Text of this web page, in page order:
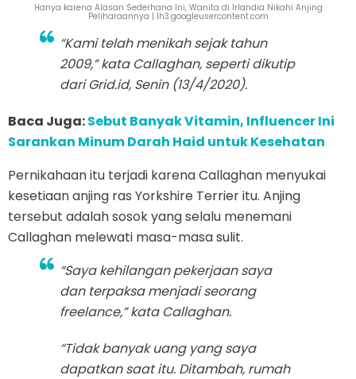
Hanya karena Alasan Sederhana Ini, Wanita di Irlandia Nikahi Anjing
Peliharaannya | lh3.googleusercontent.com
“Kami telah menikah sejak tahun
2009,” kata Callaghan, seperti dikutip
dari Grid.id, Senin (13/4/2020).
Baca Juga:Sebut Banyak Vitamin, Influencer Ini
Sarankan Minum Darah Haid untuk Kesehatan
Pernikahaan itu terjadi karena Callaghan menyukai
kesetiaan anjing ras Yorkshire Terrier itu. Anjing
tersebut adalah sosok yang selalu menemani
Callaghan melewati masa-masa sulit.
“Saya kehilangan pekerjaan saya
dan terpaksa menjadi seorang
freelance,” kata Callaghan.
“Tidak banyak uang yang saya
dapatkan saat itu. Ditambah, rumah